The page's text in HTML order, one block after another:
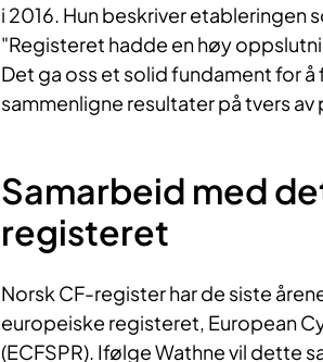
i 2016. Hun beskriver etableringen
"Registeret hadde en høy
Det ga oss et solid fundament for
sammenligne resultater på tvers
Samarbeid med
registeret
Norsk CF-register har de siste
europeiske registeret, European
(ECFSPR). Ifølge Wathne vil dette